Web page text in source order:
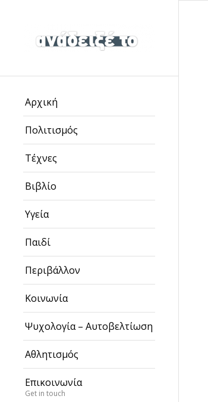
Αρχική
Πολιτισμός
Τέχνες
Βιβλίο
Υγεία
Παιδί
Περιβάλλον
Κοινωνία
Ψυχολογία – Αυτοβελτίωση
Αθλητισμός
Επικοινωνία
Get in touch